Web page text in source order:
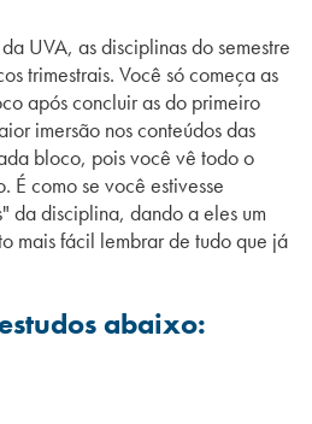
UVA, as disciplinas do semestre
trimestrais. Você só começa as
após concluir as do primeiro
imersão nos conteúdos das
bloco, pois você vê todo o
É como se você estivesse
da disciplina, dando a eles um
mais fácil lembrar de tudo que já
abaixo: